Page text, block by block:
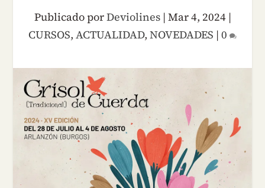
Publicado porDeviolines| Mar 4, 2024|
CURSOS, ACTUALIDAD, NOVEDADES | 0